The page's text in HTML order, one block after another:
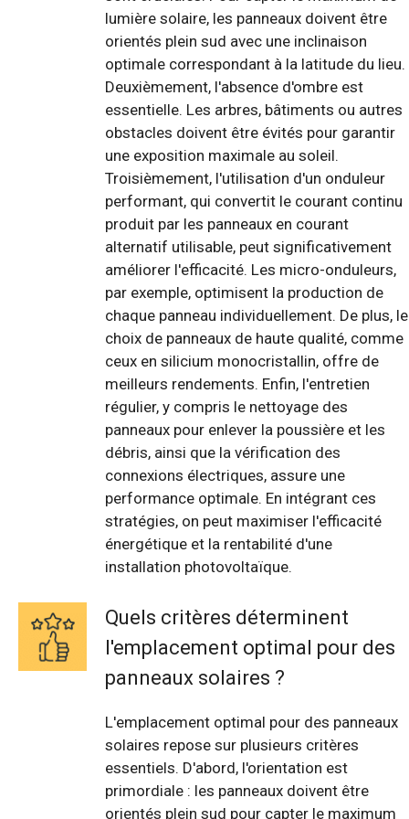
lumière solaire, les panneaux doivent être
orientés plein sud avec une inclinaison
optimale correspondant à la latitude du lieu.
Deuxièmement, l'absence d'ombre est
essentielle. Les arbres, bâtiments ou autres
obstacles doivent être évités pour garantir
une exposition maximale au soleil.
Troisièmement, l'utilisation d'un onduleur
performant, qui convertit le courant continu
produit par les panneaux en courant
alternatif utilisable, peut significativement
améliorer l'efficacité. Les micro-onduleurs,
par exemple, optimisent la production de
chaque panneau individuellement. De plus, le
choix de panneaux de haute qualité, comme
ceux en silicium monocristallin, offre de
meilleurs rendements. Enfin, l'entretien
régulier, y compris le nettoyage des
panneaux pour enlever la poussière et les
débris, ainsi que la vérification des
connexions électriques, assure une
performance optimale. En intégrant ces
stratégies, on peut maximiser l'efficacité
énergétique et la rentabilité d'une
installation photovoltaïque.
Quels critères déterminent
l'emplacement optimal pour des
panneaux solaires ?
L'emplacement optimal pour des panneaux
solaires repose sur plusieurs critères
essentiels. D'abord, l'orientation est
primordiale : les panneaux doivent être
orientés plein sud pour capter le maximum